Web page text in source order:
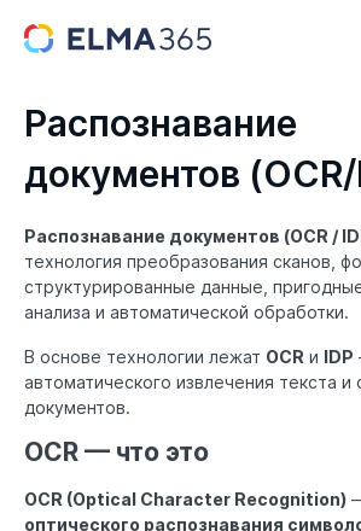
Распознавание
документов (OCR/
Распознавание документов (OCR /
технология преобразования сканов,
структурированные данные,
анализа и автоматической обработки.
В основе технологии лежат OCR и IDP
автоматического извлечения текста и
документов.
OCR — что это
OCR (Optical Character Recognition)
оптического распознавания